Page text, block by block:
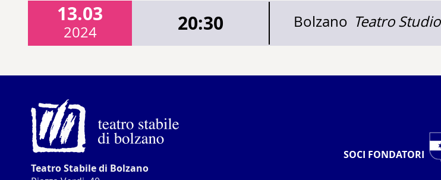
13.03
2024 20:30 Bolzano Teatro Studio
Teatro Stabile di Bolzano
SOCI FONDATORI